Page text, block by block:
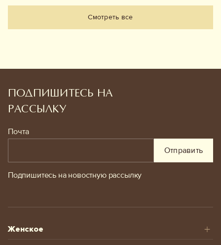
Смотреть все
ПОДПИШИТЕСЬ НА
РАССЫЛКУ
Почта
Отправить
Подпишитесь на новостную рассылку
Женское